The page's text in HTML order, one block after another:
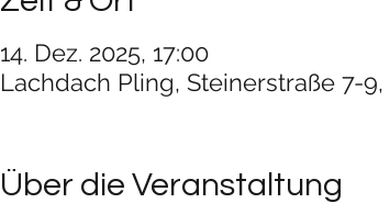
14. Dez. 2025, 17:00
Lachdach Pling, Steinerstraße 7-
Über die Veranstaltung